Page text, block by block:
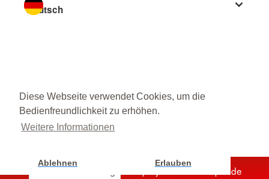
Diese Webseite verwendet Cookies, um die
Bedienfreundlichkeit zu erhöhen.
Weitere Informationen
Ablehnen Erlauben
Unterstützen Sie jetzt ein Hilfsprojekt mit Ihrer Spende